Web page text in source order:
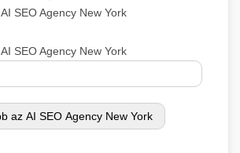
AI SEO Agency New York
AI SEO Agency New York